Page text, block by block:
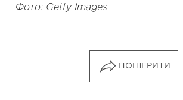
Фото: Getty Images
ПОШЕРИТИ